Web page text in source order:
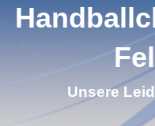
Unsere